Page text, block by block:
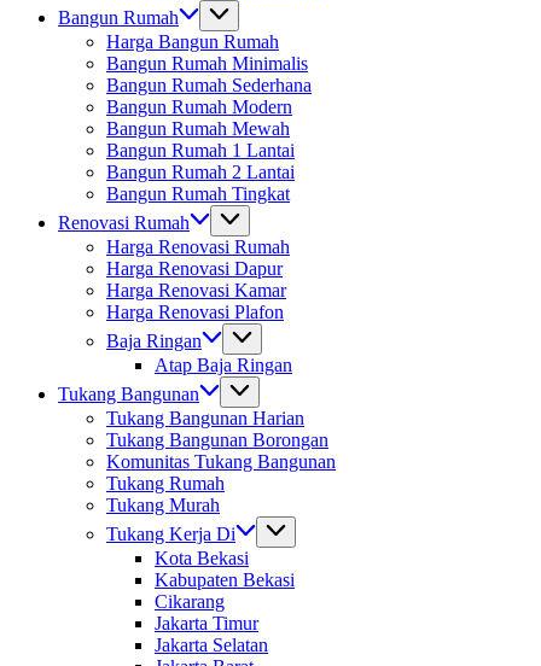
Bangun Rumah
Harga Bangun Rumah
Bangun Rumah Minimalis
Bangun Rumah Sederhana
Bangun Rumah Modern
Bangun Rumah Mewah
Bangun Rumah 1 Lantai
Bangun Rumah 2 Lantai
Bangun Rumah Tingkat
Renovasi Rumah
Harga Renovasi Rumah
Harga Renovasi Dapur
Harga Renovasi Kamar
Harga Renovasi Plafon
Baja Ringan
Atap Baja Ringan
Tukang Bangunan
Tukang Bangunan Harian
Tukang Bangunan Borongan
Komunitas Tukang Bangunan
Tukang Rumah
Tukang Murah
Tukang Kerja Di
Kota Bekasi
Kabupaten Bekasi
Cikarang
Jakarta Timur
Jakarta Selatan